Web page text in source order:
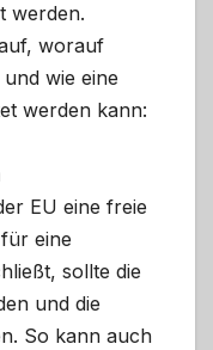
werden.
worauf
wie eine
werden kann:
EU eine freie
eine
sollte die
und die
So kann auch